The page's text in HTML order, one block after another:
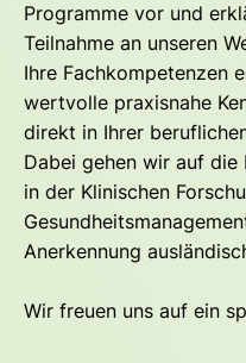
Programme vor und
Teilnahme an unseren
Ihre Fachkompetenzen
wertvolle praxisnahe
direkt in Ihrer
Dabei gehen wir auf
in der Klinischen
Anerkennung
Wir freuen uns auf ein